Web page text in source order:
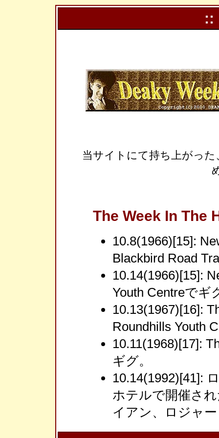
::
当サイトにて持ち上がっ
The Week In The
10.8(1966)[15]:
Blackbird Road
10.14(1966)[15]:
Youth Centreでギ
10.13(1967)[16]:
Roundhills Youth
10.11(1968)[17]:
ギグ。
10.14(1992)[41]:
ホテルで開催さ
イアン、ロジャ